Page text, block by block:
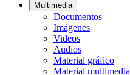
Multimedia
Documentos
Imágenes
Videos
Audios
Material gráfico
Material multimedia